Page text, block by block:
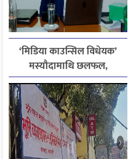
‘मिडिया काउन्सिल विधेयक’
मस्यौदामाथि छलफल,
एआईदेखि पत्रकारको
लाइसेन्ससम्मका विषयमा
सुझाव